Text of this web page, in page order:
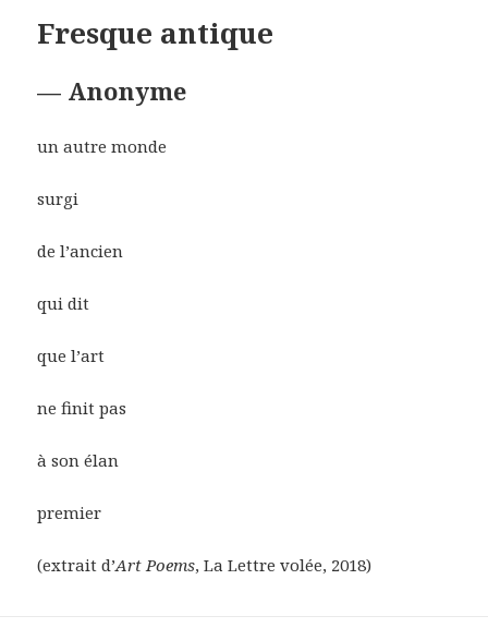
Fresque antique
— Anonyme
un autre monde
surgi
de l’ancien
qui dit
que l’art
ne finit pas
à son élan
premier
(extrait d’Art Poems, La Lettre volée, 2018)